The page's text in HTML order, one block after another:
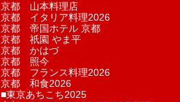
京都 山本料理店
京都 イタリア料理2026
京都 帝国ホテル 京都
京都 祇園 やま平
京都 かはづ
京都 照今
京都 フランス料理2026
京都 和食2026
■東京あちこち2025